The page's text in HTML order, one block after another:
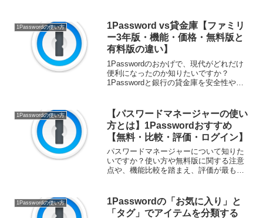
なぜなら、既に1Password...
1Passwordの使い方
1Password vs貸金庫【ファミリ
ー3年版・機能・価格・無料版と
有料版の違い】
1Passwordのおかげで、現代がどれだけ
便利になったのか知りたいですか？
1Passwordと銀行の貸金庫を安全性や価
1Passwordを月額103円という激...
1Passwordの使い方
【パスワードマネージャーの使い
方とは】1Passwordおすすめ
【無料・比較・評価・ログイン】
パスワードマネージャーについて知りた
いですか？使い方や無料版に関する注意
点や、機能比較を踏まえ、評価が最も高
うべきか悩んでいる方も必見！ 公式価格
より割安な1P...
1Passwordの使い方
1Passwordの「お気に入り」と
「タグ」でアイテムを分類する